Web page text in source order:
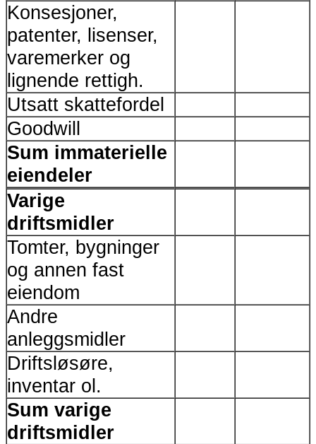
Konsesjoner,
patenter, lisenser,
varemerker og
lignende rettigh.
Utsatt skattefordel
Goodwill
Sum immaterielle
eiendeler
Varige
driftsmidler
Tomter, bygninger
og annen fast
eiendom
Andre
anleggsmidler
Driftsløsøre,
inventar ol.
Sum varige
driftsmidler